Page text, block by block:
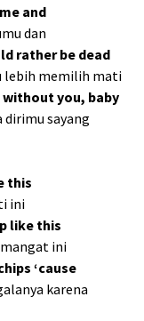
and
dan
rather be dead
lebih memilih mati
without you, baby
sayang
this
ini
like this
ini
‘cause
karena